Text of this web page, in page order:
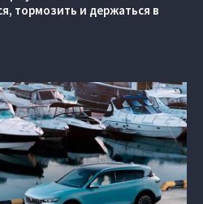
тормозить и держаться в